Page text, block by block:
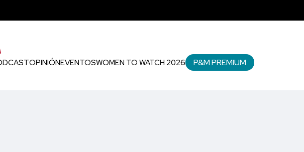
OPINIÓNEVENTOSWOMEN TO WATCH 2026 P&M PREMIUM